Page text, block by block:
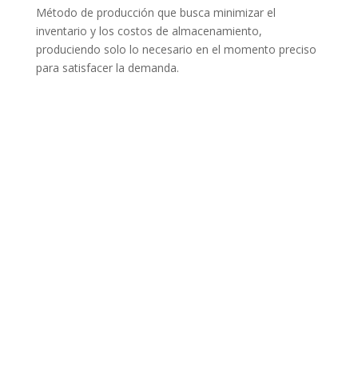
Método de producción que busca minimizar el
inventario y los costos de almacenamiento,
produciendo solo lo necesario en el momento preciso
para satisfacer la demanda.